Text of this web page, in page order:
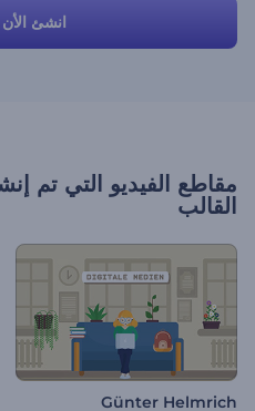
انشئ الأن
مقاطع الفيديو التي تم
القالب
Günter Helmrich